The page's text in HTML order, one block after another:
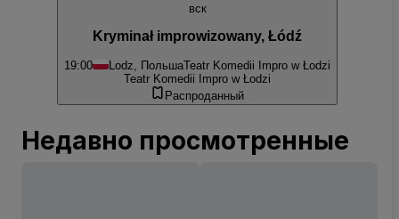
вск
Kryminał improwizowany, Łódź
19:00 Lodz, ПольшаTeatr Komedii Impro w Łodzi
Teatr Komedii Impro w Łodzi
Распроданный
Недавно просмотренные